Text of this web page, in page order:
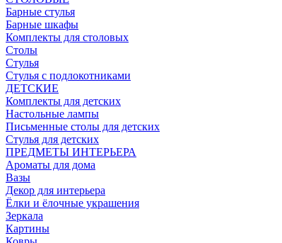
Барные стулья
Барные шкафы
Комплекты для столовых
Столы
Стулья
Стулья с подлокотниками
ДЕТСКИЕ
Комплекты для детских
Настольные лампы
Письменные столы для детских
Стулья для детских
ПРЕДМЕТЫ ИНТЕРЬЕРА
Ароматы для дома
Вазы
Декор для интерьера
Ёлки и ёлочные украшения
Зеркала
Картины